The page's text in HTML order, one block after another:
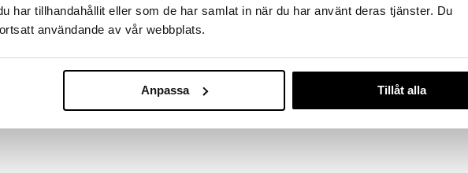
har tillhandahållit eller som de har samlat in när du har använt deras tjänster. Du
användande av vår webbplats.
Anpassa Tillåt alla
kevyen, mattapintaisen lopputuloksen, joka säilyy
tuntuman kuivattamatta sitä
puuterisiveltimellä